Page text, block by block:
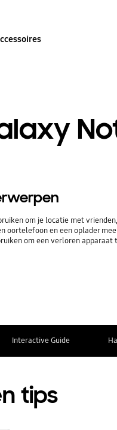
om je locatie met
oortelefoon en een oplader
om een verloren apparaat
Interactive Guide
tips